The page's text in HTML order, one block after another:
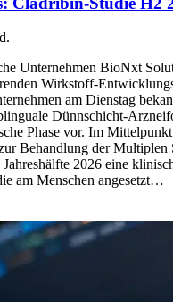
Unternehmen BioNxt
Wirkstoff-
am Dienstag
Dünnschicht-
Phase vor. Im Mittelpunkt
Behandlung der Multiplen
2026 eine
am Menschen angesetzt…